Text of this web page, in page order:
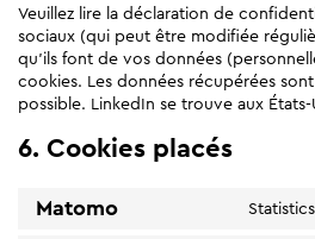
Veuillez lire la déclaration de
sociaux (qui peut être modifiée
qu’ils font de vos données
cookies. Les données récupérées
possible. LinkedIn se trouve aux États-
6. Cookies placés
Matomo